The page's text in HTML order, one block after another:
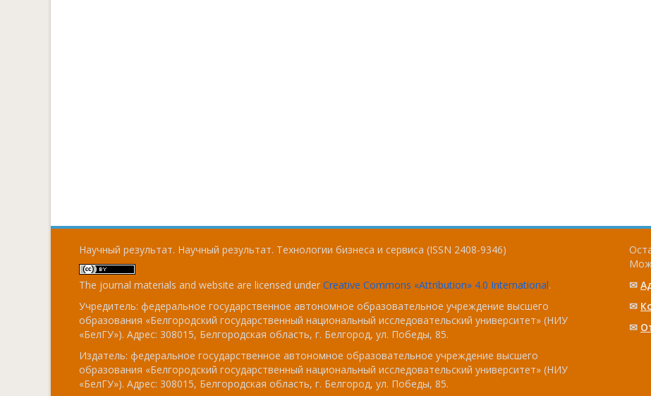
Научный результат. Научный результат. Технологии бизнеса и сервиса (ISSN 2408-9346)
The journal materials and website are licensed under Creative Commons «Attribution» 4.0 International.
Учредитель: федеральное государственное автономное образовательное учреждение высшего
образования «Белгородский государственный национальный исследовательский университет» (НИУ
«БелГУ»). Адрес: 308015, Белгородская область, г. Белгород, ул. Победы, 85.
Издатель: федеральное государственное автономное образовательное учреждение высшего
образования «Белгородский государственный национальный исследовательский университет» (НИУ
«БелГУ»). Адрес: 308015, Белгородская область, г. Белгород, ул. Победы, 85.
✉
✉
✉